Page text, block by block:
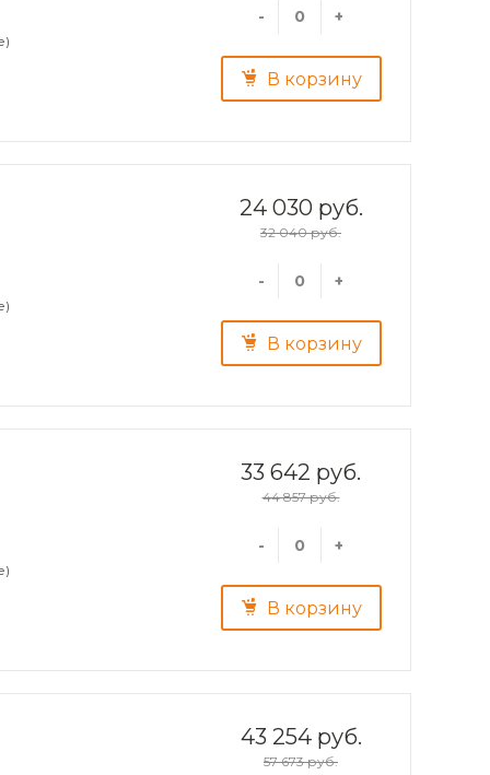
- +
В корзину
24 030 руб.
32 040 руб.
- +
В корзину
33 642 руб.
44 857 руб.
- +
В корзину
43 254 руб.
57 673 руб.